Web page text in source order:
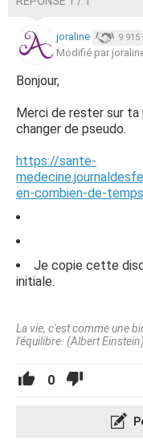
joraline 9 915
Modifié par
Bonjour,
Merci de rester sur ta
changer de pseudo.
https://sante-
en-combien-de-
Je copie cette
initiale.
La vie, c'est comme une
l'équilibre. (Albert Einstein)
0